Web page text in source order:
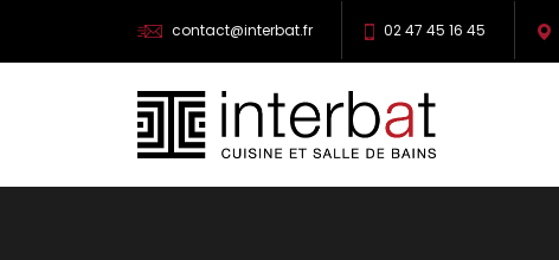
contact@interbat.fr 02 47 45 16 45